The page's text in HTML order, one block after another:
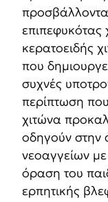
επιπεφυκότας
κερατοειδής
που
συχνές
περίπτωση
χιτώνα
οδηγούν στην
νεοαγγείων
όραση του
ερπητικής